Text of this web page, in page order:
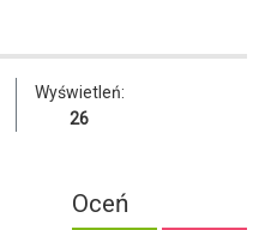
Wyświetleń:
26
Oceń